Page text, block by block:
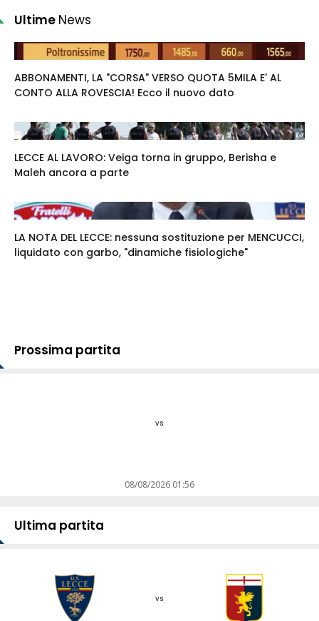
Ultime News
ABBONAMENTI, LA "CORSA" VERSO QUOTA 5MILA E' AL
CONTO ALLA ROVESCIA! Ecco il nuovo dato
LECCE AL LAVORO: Veiga torna in gruppo, Berisha e
Maleh ancora a parte
LA NOTA DEL LECCE: nessuna sostituzione per MENCUCCI,
liquidato con garbo, "dinamiche fisiologiche"
Prossima partita
vs
08/08/2026 01:56
Ultima partita
vs